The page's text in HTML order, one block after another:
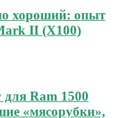
хороший: опыт
II (Х100)
для Ram 1500
«мясорубки»,